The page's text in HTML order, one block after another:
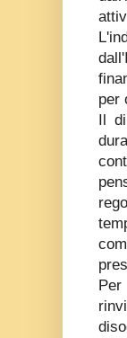
per
Il